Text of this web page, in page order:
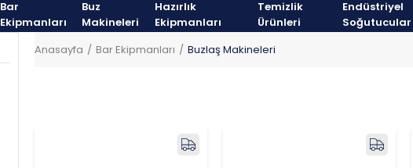
Bar
Ekipmanları
Buz
Makineleri
Hazırlık
Ekipmanları
Temizlik
Ürünleri
Endüstriyel
Soğutucular
Anasayfa Bar Ekipmanları Buzlaş Makineleri